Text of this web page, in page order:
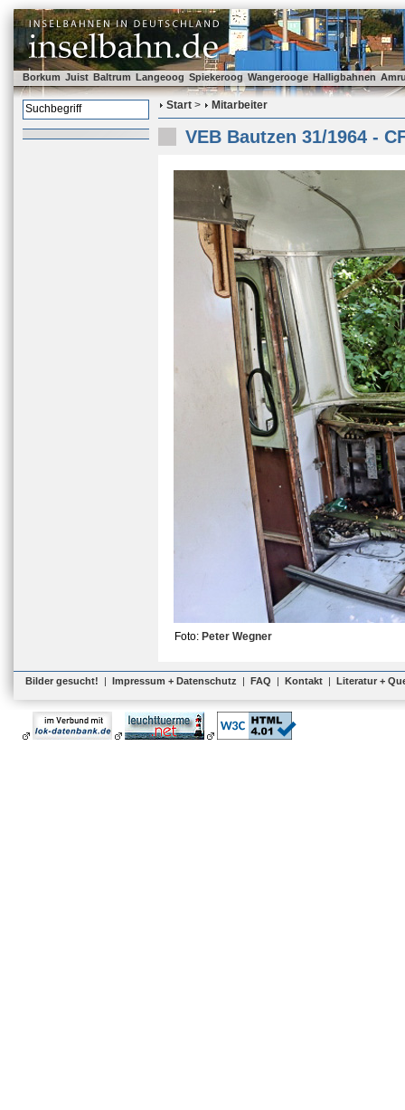
Borkum Juist Baltrum Langeoog Spiekeroog Wangerooge Halligbahnen
Start > Mitarbeiter
VEB Bautzen 31/1964 -
Foto: Peter Wegner
Bilder gesucht! | Impressum + Datenschutz | FAQ | Kontakt | Literatur +